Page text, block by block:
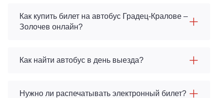
Как купить билет на автобус Градец-Кралове –
Золочев онлайн?
Как найти автобус в день выезда?
Нужно ли распечатывать электронный билет?